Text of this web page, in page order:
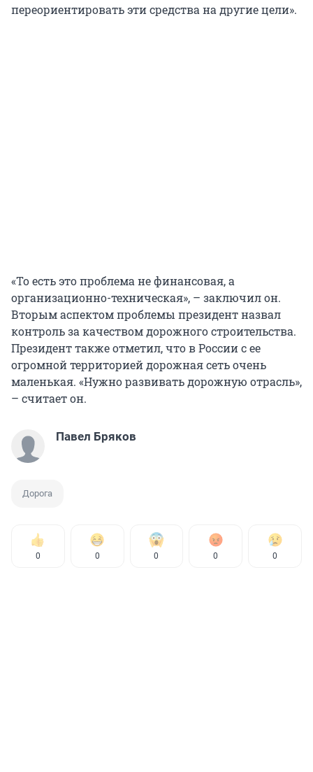
переориентировать эти средства на другие цели».
«То есть это проблема не финансовая, а
организационно-техническая», – заключил он.
Вторым аспектом проблемы президент назвал
контроль за качеством дорожного строительства.
Президент также отметил, что в России с ее
огромной территорией дорожная сеть очень
маленькая. «Нужно развивать дорожную отрасль»,
– считает он.
Павел Бряков
Дорога
0 0 0 0 0